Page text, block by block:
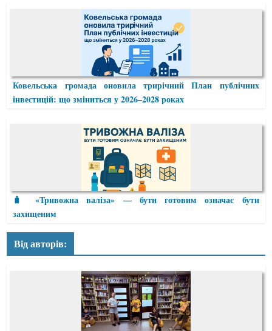
Ковельська громада оновила трирічний План публічних
інвестицій: що зміниться у 2026–2028 роках
🧳 «Тривожна валіза» — бути готовим означає бути
захищеним
Від авторів: